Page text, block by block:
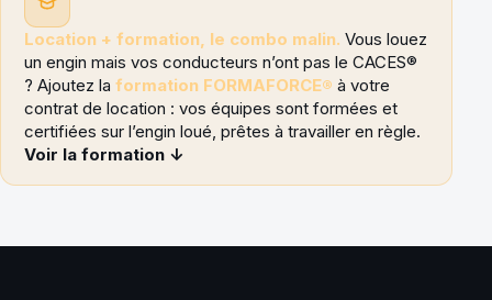
Location + formation, le combo malin. Vous louez
un engin mais vos conducteurs n’ont pas le CACES®
? Ajoutez la formation FORMAFORCE® à votre
contrat de location : vos équipes sont formées et
certifiées sur l’engin loué, prêtes à travailler en règle.
Voir la formation ↓